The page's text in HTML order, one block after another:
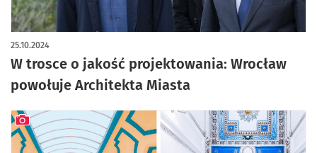
W trosce o jakość projektowania: Wrocław
powołuje Architekta Miasta
25.10.2024